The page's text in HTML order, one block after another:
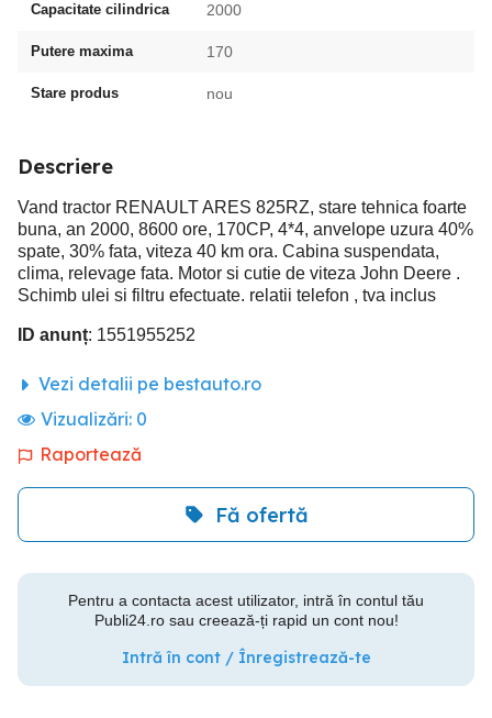
Capacitate cilindrica 2000
Putere maxima 170
Stare produs nou
Descriere
Vand tractor RENAULT ARES 825RZ, stare tehnica foarte
buna, an 2000, 8600 ore, 170CP, 4*4, anvelope uzura 40%
spate, 30% fata, viteza 40 km ora. Cabina suspendata,
clima, relevage fata. Motor si cutie de viteza John Deere .
Schimb ulei si filtru efectuate. relatii telefon , tva inclus
ID anunț: 1551955252
Vezi detalii pe bestauto.ro
Vizualizări: 0
Raportează
Fă ofertă
Pentru a contacta acest utilizator, intră în contul tău
Publi24.ro sau creează-ți rapid un cont nou!
Intră în cont / Înregistrează-te